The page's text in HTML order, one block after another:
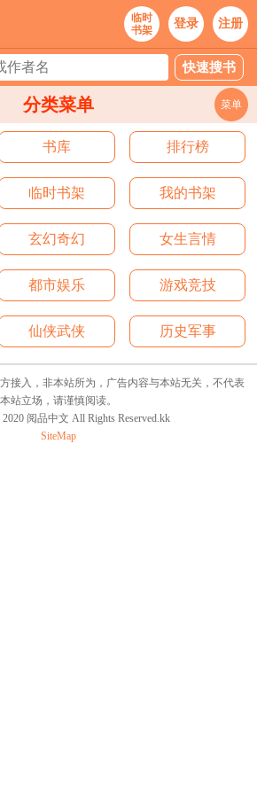
临时
书架
登录 注册
分类菜单 菜单
书库 排行榜
临时书架 我的书架
玄幻奇幻 女生言情
都市娱乐 游戏竞技
仙侠武侠 历史军事
接入，非本站所为，广告内容与本站无关，不代表
本站立场，请谨慎阅读。
阅品中文 All Rights Reserved.kk
SiteMap